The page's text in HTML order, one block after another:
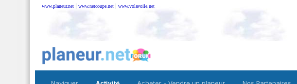
www.planeur.net | www.netcoupe.net | www.volavoile.net